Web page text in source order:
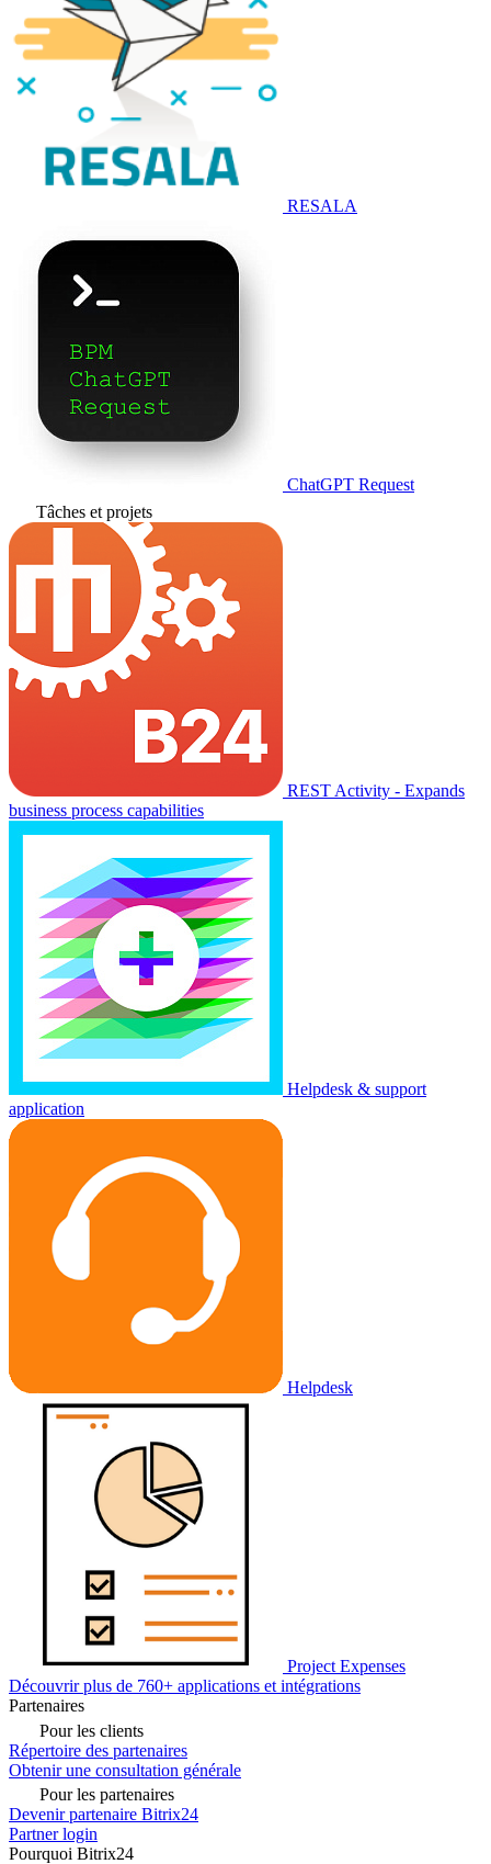
RESALA
ChatGPT Request
Tâches et projets
REST Activity - Expands
business process capabilities
Helpdesk & support
application
Helpdesk
Project Expenses
Découvrir plus de 760+ applications et intégrations
Partenaires
Pour les clients
Répertoire des partenaires
Obtenir une consultation générale
Pour les partenaires
Devenir partenaire Bitrix24
Partner login
Pourquoi Bitrix24